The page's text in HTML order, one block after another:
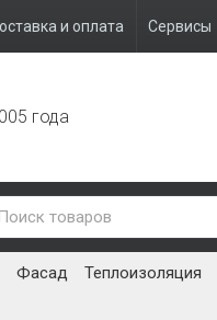
и оплата Сервисы
года
Фасад Теплоизоляция